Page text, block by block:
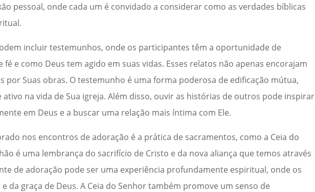
pessoal, onde cada um é convidado a considerar como as verdades bíblicas
incluir testemunhos, onde os participantes têm a oportunidade de
e como Deus tem agido em suas vidas. Esses relatos não apenas encorajam
por Suas obras. O testemunho é uma forma poderosa de edificação mútua,
na vida de Sua igreja. Além disso, ouvir as histórias de outros pode inspirar
em Deus e a buscar uma relação mais íntima com Ele.
nos encontros de adoração é a prática de sacramentos, como a Ceia do
é uma lembrança do sacrifício de Cristo e da nova aliança que temos através
de adoração pode ser uma experiência profundamente espiritual, onde os
da graça de Deus. A Ceia do Senhor também promove um senso de